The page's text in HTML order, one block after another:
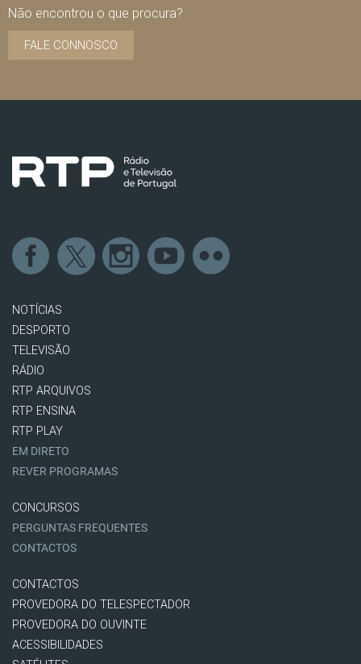
Não encontrou o que procura?
FALE CONNOSCO
NOTÍCIAS
DESPORTO
TELEVISÃO
RÁDIO
RTP ARQUIVOS
RTP ENSINA
RTP PLAY
EM DIRETO
REVER PROGRAMAS
CONCURSOS
PERGUNTAS FREQUENTES
CONTACTOS
CONTACTOS
PROVEDORA DO TELESPECTADOR
PROVEDORA DO OUVINTE
ACESSIBILIDADES